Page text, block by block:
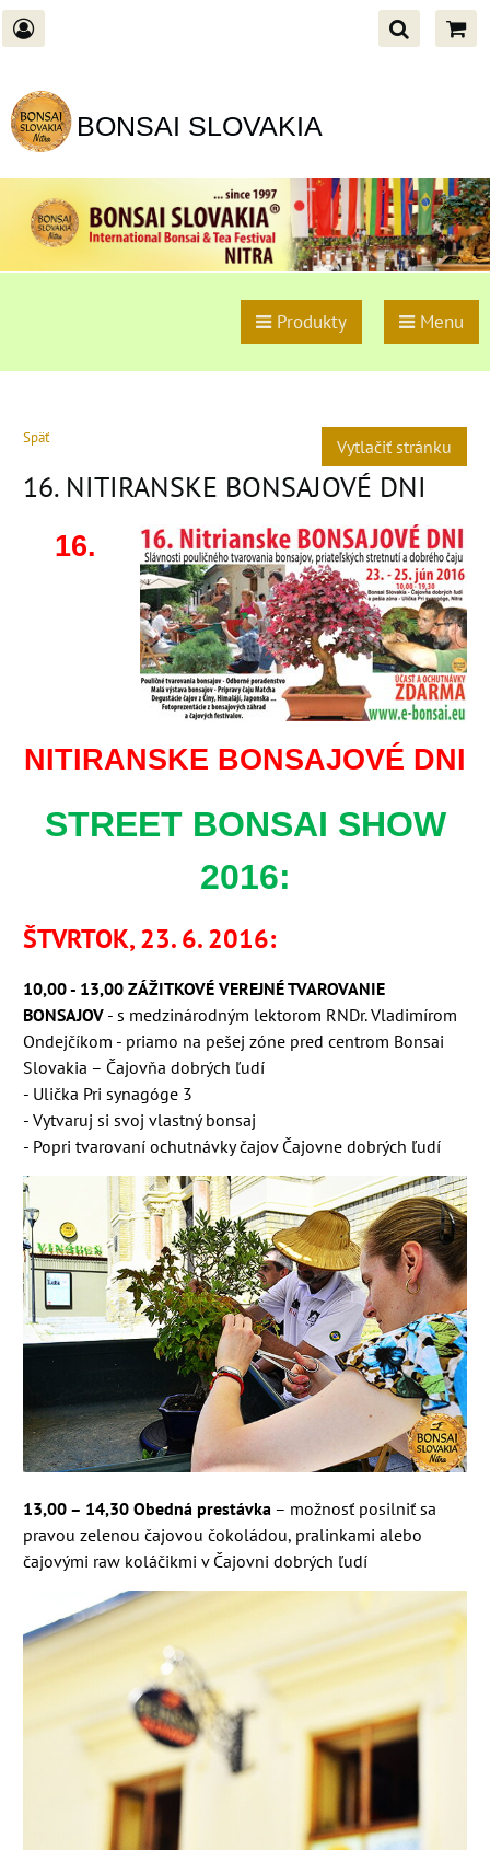
BONSAI SLOVAKIA
Produkty Menu
Späť Vytlačiť stránku
16. NITIRANSKE BONSAJOVÉ DNI
16.
NITIRANSKE BONSAJOVÉ DNI
STREET BONSAI SHOW
2016:
ŠTVRTOK, 23. 6. 2016:
10,00 - 13,00 ZÁŽITKOVÉ VEREJNÉ TVAROVANIE
BONSAJOV - s medzinárodným lektorom RNDr. Vladimírom
Ondejčíkom - priamo na pešej zóne pred centrom Bonsai
Slovakia – Čajovňa dobrých ľudí
- Ulička Pri synagóge 3
- Vytvaruj si svoj vlastný bonsaj
- Popri tvarovaní ochutnávky čajov Čajovne dobrých ľudí
13,00 – 14,30 Obedná prestávka – možnosť posilniť sa
pravou zelenou čajovou čokoládou, pralinkami alebo
čajovými raw koláčikmi v Čajovni dobrých ľudí